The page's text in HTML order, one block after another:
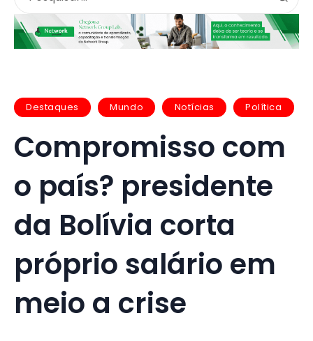
Destaques Mundo Notícias Política
Compromisso com
o país? presidente
da Bolívia corta
próprio salário em
meio a crise